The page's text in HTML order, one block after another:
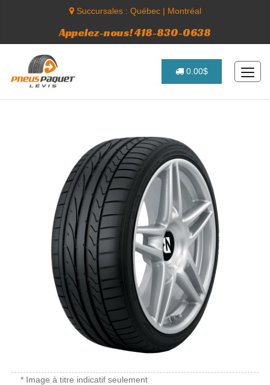
Succursales : Québec| Montréal
Appelez-nous! 418-830-0638
0.00$
* Image à titre indicatif seulement